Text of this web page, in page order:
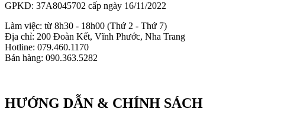
GPKD: 37A8045702 cấp ngày 16/11/2022
Làm việc: từ 8h30 - 18h00 (Thứ 2 - Thứ 7)
Địa chỉ: 200 Đoàn Kết, Vĩnh Phước, Nha Trang
Hotline: 079.460.1170
Bán hàng: 090.363.5282
HƯỚNG DẪN & CHÍNH SÁCH